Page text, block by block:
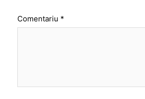
Comentariu *